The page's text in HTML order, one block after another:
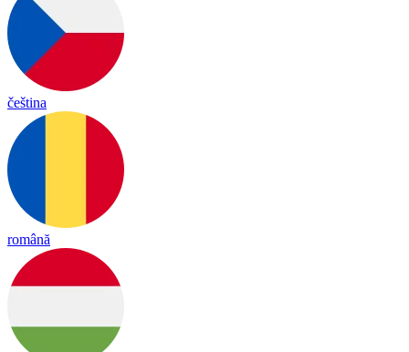
čeština
română